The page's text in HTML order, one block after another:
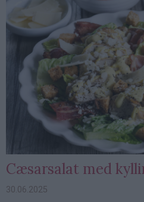
Cæsarsalat med
30.06.2025